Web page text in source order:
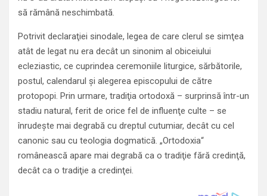
să rămână neschimbată.
Potrivit declaraţiei sinodale, legea de care clerul se simţea
atât de legat nu era decât un sinonim al obiceiului
ecleziastic, ce cuprindea ceremoniile liturgice, sărbătorile,
postul, calendarul şi alegerea episcopului de către
protopopi. Prin urmare, tradiţia ortodoxă – surprinsă într-un
stadiu natural, ferit de orice fel de influenţe culte – se
înrudeşte mai degrabă cu dreptul cutumiar, decât cu cel
canonic sau cu teologia dogmatică. „Ortodoxia“
românească apare mai degrabă ca o tradiţie fără credinţă,
decât ca o tradiţie a credinţei.